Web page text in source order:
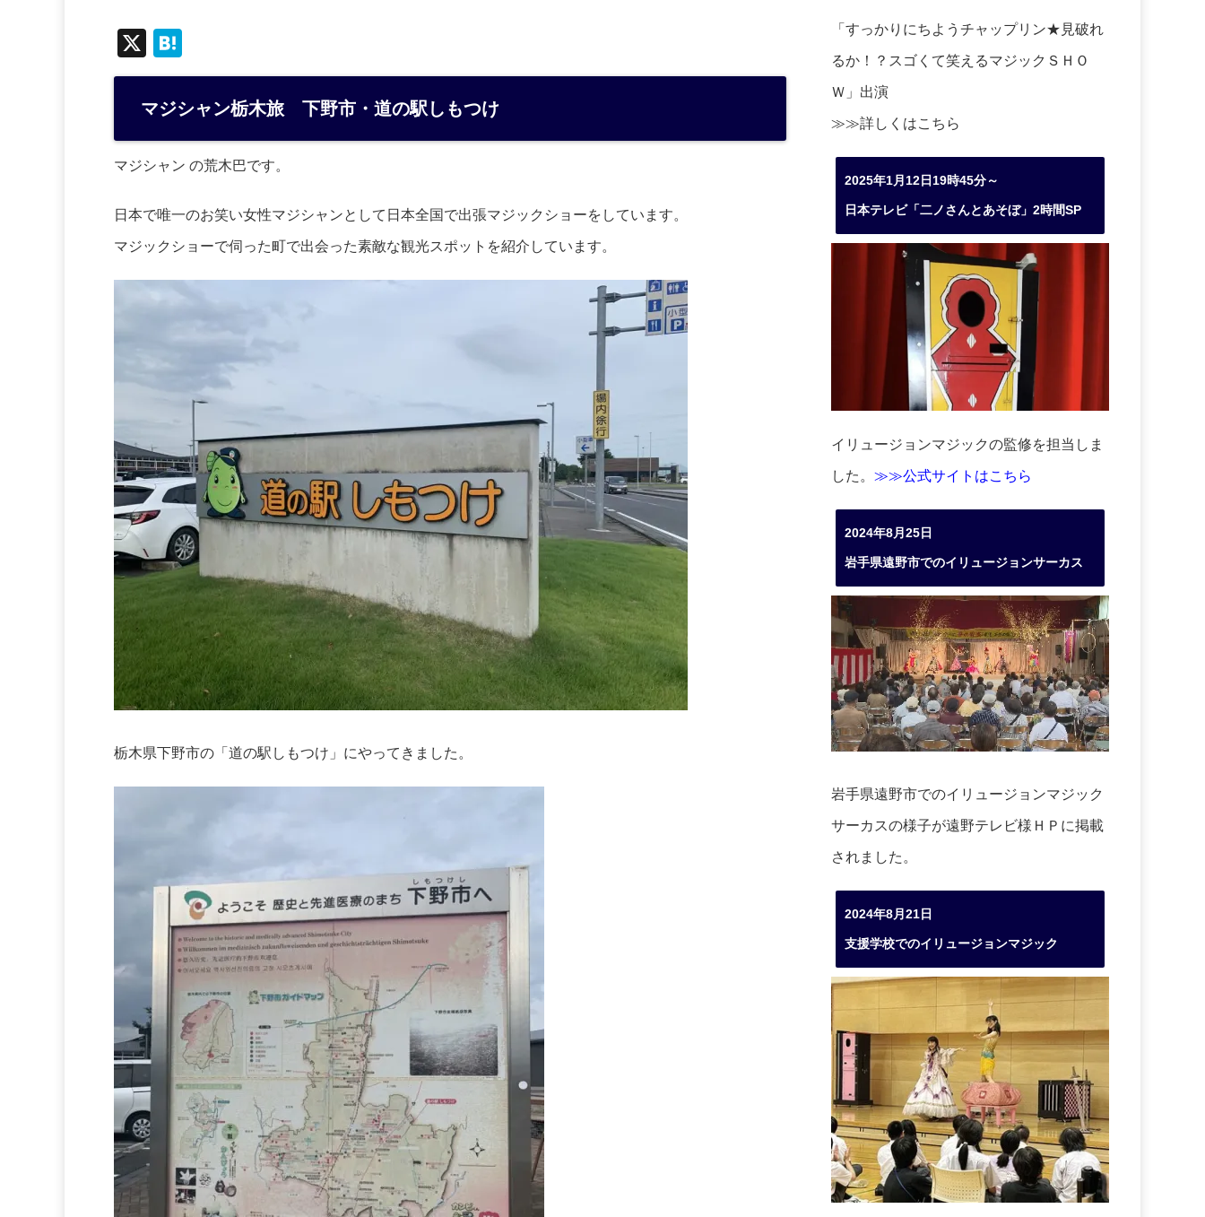
X
at
e
a
マジシャン栃木旅 下野市・道の駅しもつけ
マジシャン の荒木巴です。
日本で唯一のお笑い女性マジシャンとして日本全国で出張マジックショーをしています。
マジックショーで伺った町で出会った素敵な観光スポットを紹介しています。
栃木県下野市の「道の駅しもつけ」にやってきました。
「すっかりにちようチャップリン★見破れ
るか！？スゴくて笑えるマジックＳＨＯ
Ｗ」出演
≫≫詳しくはこちら
2025年1月12日19時45分～
日本テレビ「二ノさんとあそぼ」2時間SP
イリュージョンマジックの監修を担当しま
した。 ≫≫公式サイトはこちら
2024年8月25日
岩手県遠野市でのイリュージョンサーカス
岩手県遠野市でのイリュージョンマジック
サーカスの様子が遠野テレビ様ＨＰに掲載
されました。
2024年8月21日
支援学校でのイリュージョンマジック